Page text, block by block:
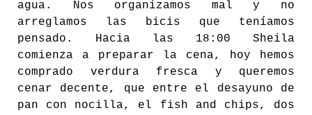
agua. Nos organizamos mal y no
arreglamos las bicis que teníamos
pensado. Hacia las 18:00 Sheila
comienza a preparar la cena, hoy hemos
comprado verdura fresca y queremos
cenar decente, que entre el desayuno de
pan con nocilla, el fish and chips, dos